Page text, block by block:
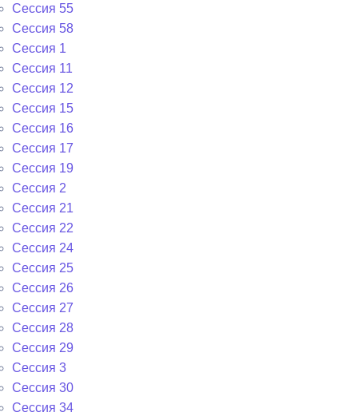
Сессия 55
Сессия 58
Сессия 1
Сессия 11
Сессия 12
Сессия 15
Сессия 16
Сессия 17
Сессия 19
Сессия 2
Сессия 21
Сессия 22
Сессия 24
Сессия 25
Сессия 26
Сессия 27
Сессия 28
Сессия 29
Сессия 3
Сессия 30
Сессия 34